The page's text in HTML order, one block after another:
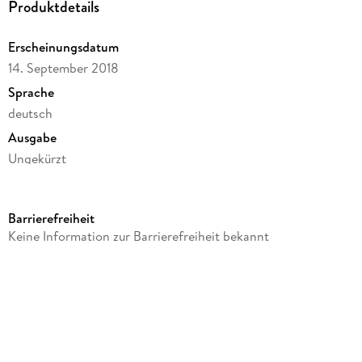
Produktdetails
Erscheinungsdatum
14. September 2018
Sprache
deutsch
Ausgabe
Ungekürzt
Laufzeit
Barrierefreiheit
Keine Information zur Barrierefreiheit bekannt